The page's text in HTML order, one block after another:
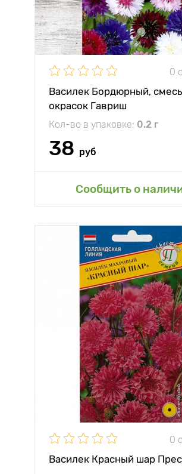
0
Василек Бордюрный, смесь
окрасок Гавриш
Кол-во в упаковке: 0.2 г
38 руб
Сообщить о
0
Василек Красный шар